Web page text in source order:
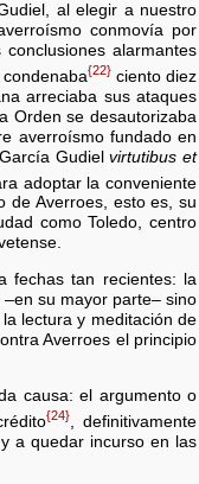
al elegir a nuestro
conmovía por
alarmantes
{22}ciento diez
arreciaba sus ataques
Orden se desautorizaba
averroísmo fundado en
Gudielvirtutibus et
adoptar la conveniente
de Averroes, esto es, su
como Toledo, centro
fechas tan recientes: la
su mayor parte– sino
lectura y meditación de
Averroes el principio
causa: el argumento o
{24}, definitivamente
a quedar incurso en las